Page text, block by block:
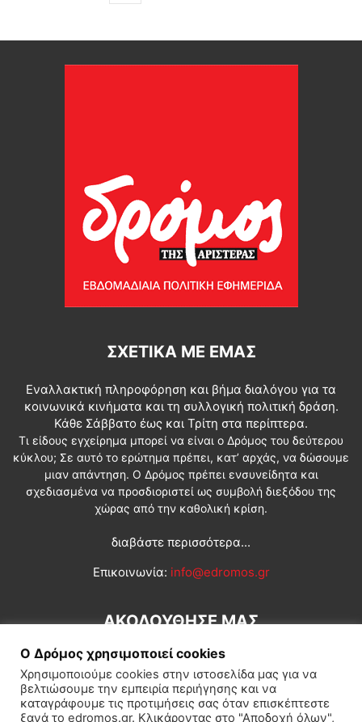
ΣΧΕΤΙΚΆ ΜΕ ΕΜΆΣ
Εναλλακτική πληροφόρηση και βήμα διαλόγου για τα
κοινωνικά κινήματα και τη συλλογική πολιτική δράση.
Κάθε Σάββατο έως και Τρίτη στα περίπτερα.
Τι είδους εγχείρημα μπορεί να είναι ο Δρόμος του δεύτερου
κύκλου; Σε αυτό το ερώτημα πρέπει, κατ’ αρχάς, να δώσουμε
μιαν απάντηση. Ο Δρόμος πρέπει ενσυνείδητα και
σχεδιασμένα να προσδιοριστεί ως συμβολή διεξόδου της
χώρας από την καθολική κρίση.
διαβάστε περισσότερα...
Επικοινωνία: info@edromos.gr
ΑΚΟΛΟΥΘΗΣΕ ΜΑΣ
Ο Δρόμος χρησιμοποιεί cookies
Χρησιμοποιούμε cookies στην ιστοσελίδα μας για να
βελτιώσουμε την εμπειρία περιήγησης και να
καταγράφουμε τις προτιμήσεις σας όταν επισκέπτεστε
ξανά το edromos.gr. Κλικάροντας στο "Αποδοχή όλων",